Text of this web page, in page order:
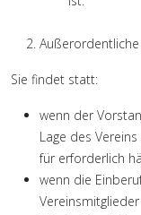
Sie findet statt:
wenn der
Lage des
für erforderlich
wenn die